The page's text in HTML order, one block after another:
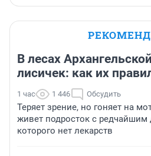
В лесах
лисичек: как их
1 час 1 446 Обсудить
Теряет зрение, но гоняет на
живет подросток с редчайшим
которого нет лекарств